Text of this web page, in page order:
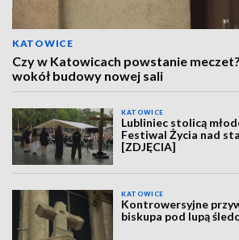
KATOWICE
Czy w Katowicach powstanie
wokół budowy nowej sali
KATOWICE
Lubliniec stolicą
Festiwal Życia nad
[ZDJĘCIA]
KATOWICE
Kontrowersyjne
biskupa pod lupą